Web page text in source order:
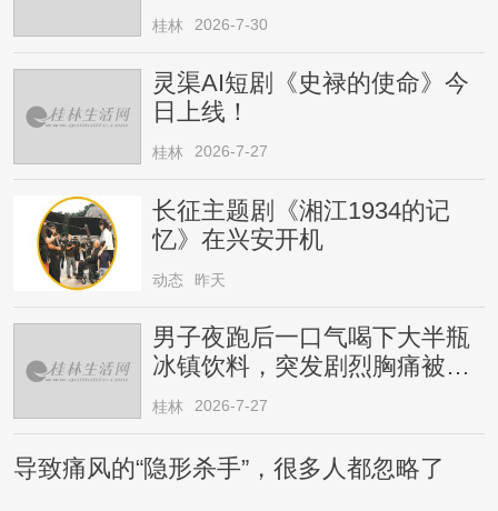
桂林 2026-7-30
灵渠AI短剧《史禄的使命》今
日上线！
桂林 2026-7-27
长征主题剧《湘江1934的记
忆》在兴安开机
动态 昨天
男子夜跑后一口气喝下大半瓶
冰镇饮料，突发剧烈胸痛被送
医！医生提醒→
桂林 2026-7-27
导致痛风的“隐形杀手”，很多人都忽略了